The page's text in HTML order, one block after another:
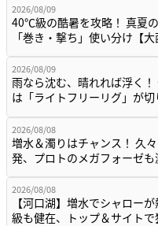
2026/08/09
40℃級の酷暑を攻略！ 真夏
「巻き・撃ち」使い分け【
2026/08/09
雨なら沈む、晴れれば浮く
は「ライトフリーリグ」が切
2026/08/08
増水＆濁りはチャンス！ 久
発、プロトのメガフォーゼ
2026/08/08
【河口湖】増水でシャロー
級も健在、トップ＆サイト